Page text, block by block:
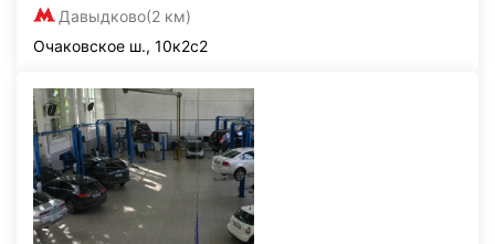
Давыдково(2 км)
Очаковское ш., 10к2с2